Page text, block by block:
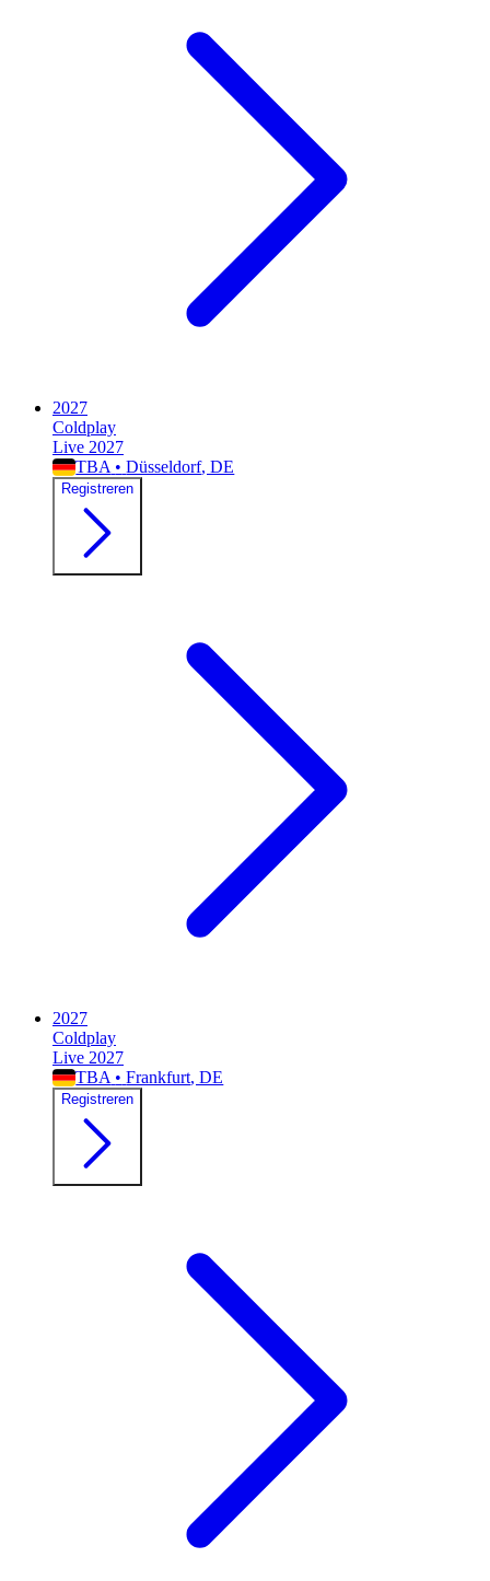
2027
Coldplay
Live 2027
TBA • Düsseldorf, DE
Registreren
2027
Coldplay
Live 2027
TBA • Frankfurt, DE
Registreren